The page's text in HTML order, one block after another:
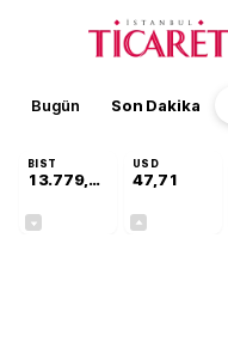
Bugün Son Dakika
BIST
13.779,39
USD
47,71